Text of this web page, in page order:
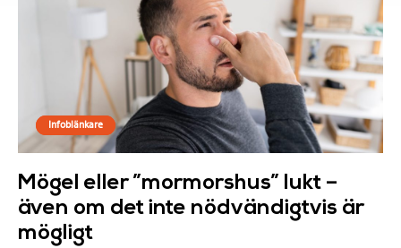
Infoblänkare
Mögel eller ”mormorshus” lukt –
även om det inte nödvändigtvis är
mögligt